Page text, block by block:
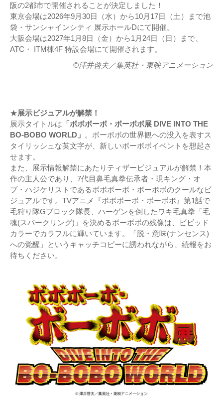
阪の2都市で開催されることが決定しました！
東京会場は2026年9月30日（水）から10月17日（土）まで池
袋・サンシャインシティ 展示ホールDにて開催。
大阪会場は2027年1月8日（金）から1月24日（日）まで、
ATC・ ITM棟4F 特設会場にて開催されます。
©澤井啓夫／集英社・東映アニメーション
★展示ビジュアルが解禁！
展示タイトルは 「ボボボーボ・ボーボボ展 DIVE INTO THE
BO-BOBO WORLD」 。ボーボボの世界観への没入を表すス
タイリッシュな英文字が、新しいボーボボイベントを想起さ
せます。
また、展示情報解禁にあたりティザービジュアルが解禁！本
作の主人公であり、7代目鼻毛真拳伝承者・現キング・オ
ブ・ハジケリストであるボボボーボ・ボーボボのクールなビ
ジュアルです。TVアニメ『ボボボーボ・ボーボボ』第1話で
毛狩り隊Gブロック隊長、ハーゲンを倒したワキ毛真拳「毛
魂(スパークリング)」を決めるボーボボの残像は、ビビッド
カラーでカラフルに輝いています。「脱・意味(ナンセンス)
への覚醒」というキャッチコピーに誘われながら、続報をお
待ちください。